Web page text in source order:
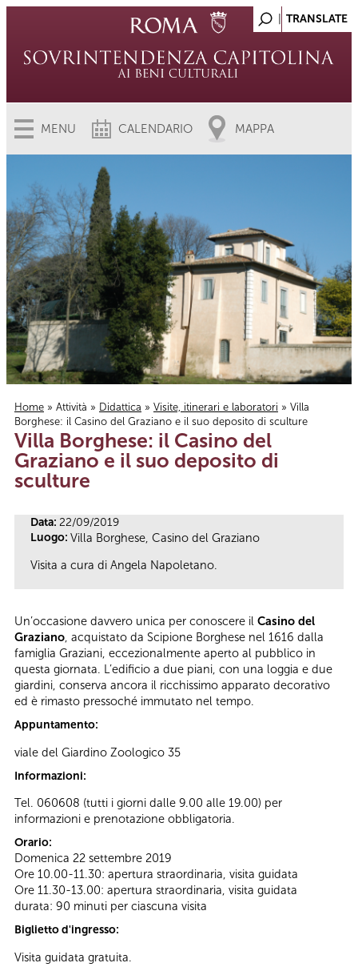
MENU CALENDARIO MAPPA
Tu sei qui
Home » Attività » Didattica » Visite, itinerari e laboratori » Villa
Borghese: il Casino del Graziano e il suo deposito di sculture
Villa Borghese: il Casino del
Graziano e il suo deposito di
sculture
Data: 22/09/2019
Luogo: Villa Borghese, Casino del Graziano
Visita a cura di Angela Napoletano.
Un’occasione davvero unica per conoscere il Casino del
Graziano, acquistato da Scipione Borghese nel 1616 dalla
famiglia Graziani, eccezionalmente aperto al pubblico in
questa giornata. L’edificio a due piani, con una loggia e due
giardini, conserva ancora il ricchissimo apparato decorativo
ed è rimasto pressoché immutato nel tempo.
Appuntamento:
viale del Giardino Zoologico 35
Informazioni:
Tel. 060608 (tutti i giorni dalle 9.00 alle 19.00) per
informazioni e prenotazione obbligatoria.
Orario:
Domenica 22 settembre 2019
Ore 10.00-11.30: apertura straordinaria, visita guidata
Ore 11.30-13.00: apertura straordinaria, visita guidata
durata: 90 minuti per ciascuna visita
Biglietto d'ingresso:
Visita guidata gratuita.